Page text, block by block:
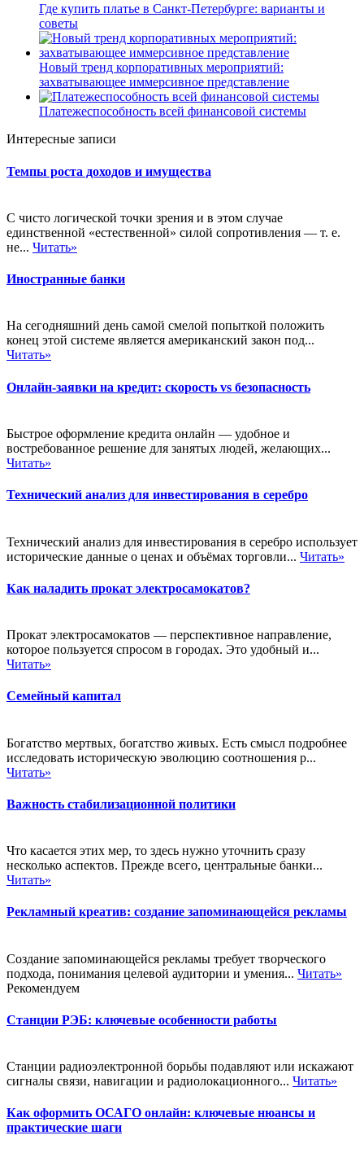
Где купить платье в Санкт-Петербурге: варианты и
советы
Новый тренд корпоративных мероприятий:
захватывающее иммерсивное представление
Платежеспособность всей финансовой системы
Интересные записи
Темпы роста доходов и имущества
С чисто логической точки зрения и в этом случае
единственной «естественной» силой сопротивления — т. е.
не... Читать»
Иностранные банки
На сегодняшний день самой смелой попыткой положить
конец этой системе является американский закон под...
Читать»
Онлайн-заявки на кредит: скорость vs безопасность
Быстрое оформление кредита онлайн — удобное и
востребованное решение для занятых людей, желающих...
Читать»
Технический анализ для инвестирования в серебро
Технический анализ для инвестирования в серебро использует
исторические данные о ценах и объёмах торговли... Читать»
Как наладить прокат электросамокатов?
Прокат электросамокатов — перспективное направление,
которое пользуется спросом в городах. Это удобный и...
Читать»
Семейный капитал
Богатство мертвых, богатство живых. Есть смысл подробнее
исследовать историческую эволюцию соотношения р...
Читать»
Важность стабилизационной политики
Что касается этих мер, то здесь нужно уточнить сразу
несколько аспектов. Прежде всего, центральные банки...
Читать»
Рекламный креатив: создание запоминающейся рекламы
Создание запоминающейся рекламы требует творческого
подхода, понимания целевой аудитории и умения... Читать»
Рекомендуем
Станции РЭБ: ключевые особенности работы
Станции радиоэлектронной борьбы подавляют или искажают
сигналы связи, навигации и радиолокационного... Читать»
Как оформить ОСАГО онлайн: ключевые нюансы и
практические шаги